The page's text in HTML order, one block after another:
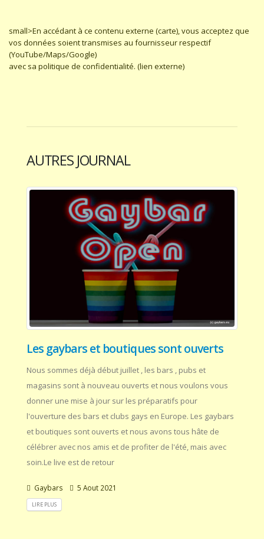
small>En accédant à ce contenu externe (carte), vous acceptez que
vos données soient transmises au fournisseur respectif
(YouTube/Maps/Google)
avec sa politique de confidentialité. (lien externe)
AUTRES JOURNAL
Les gaybars et boutiques sont ouverts
Nous sommes déjà début juillet , les bars , pubs et
magasins sont à nouveau ouverts et nous voulons vous
donner une mise à jour sur les préparatifs pour
l'ouverture des bars et clubs gays en Europe. Les gaybars
et boutiques sont ouverts et nous avons tous hâte de
célébrer avec nos amis et de profiter de l'été, mais avec
soin.Le live est de retour
Gaybars 5 Aout 2021
LIRE PLUS